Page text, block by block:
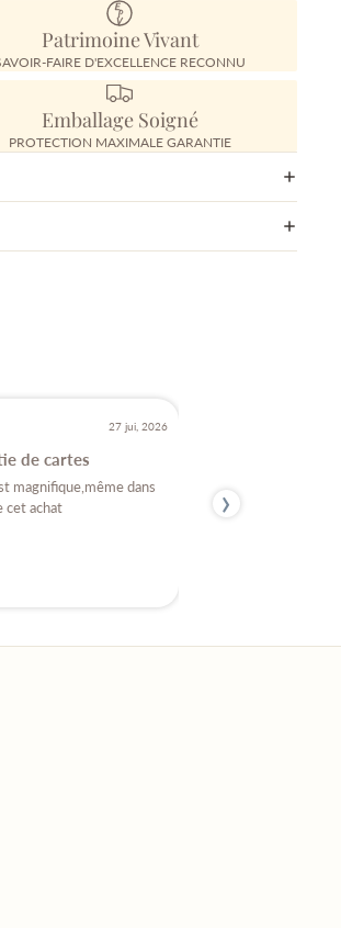
Patrimoine Vivant
FAIRE D'EXCELLENCE RECONNU
Emballage Soigné
PROTECTION MAXIMALE GARANTIE
27 jui, 2026
de cartes
magnifique,même dans
cet achat
vous , car j'ai
›